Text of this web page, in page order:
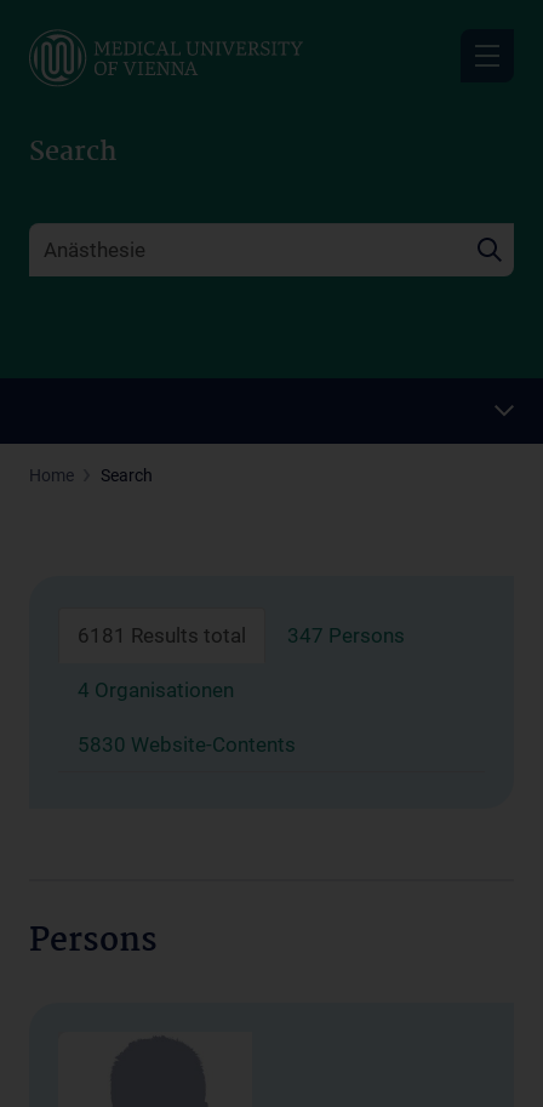
main
Search
Home Search
6181 Results total 347 Persons
4 Organisationen
5830 Website-Contents
Persons